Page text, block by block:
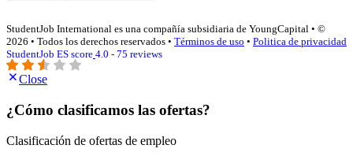
StudentJob International es una compañía subsidiaria de YoungCapital • ©
2026 • Todos los derechos reservados • Términos de uso • Politica de privacidad
StudentJob ES score 4.0 - 75 reviews
Close
¿Cómo clasificamos las ofertas?
Clasificación de ofertas de empleo